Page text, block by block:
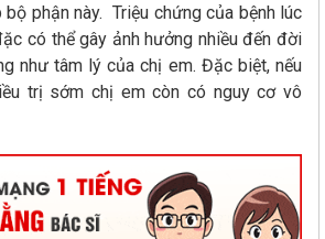
phận này. Triệu chứng của bệnh lúc
có thể gây ảnh hưởng nhiều đến đời
như tâm lý của chị em. Đặc biệt, nếu
trị sớm chị em còn có nguy cơ vô